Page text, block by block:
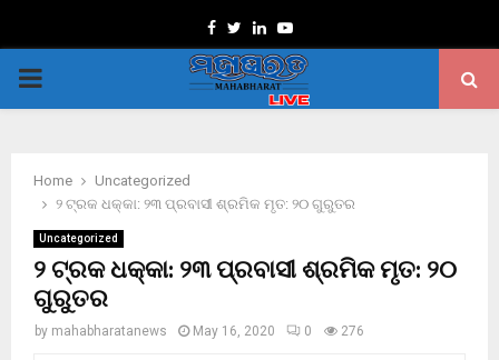
Facebook
TwitterLinkedinYoutube
PRIMARY
Home
Uncategorized
୨ ଟ୍ରକ ଧକ୍କା: ୨୩ ପ୍ରବାସୀ ଶ୍ରମିକ ମୃତ: ୨୦ ଗୁରୁତର
Uncategorized
୨ ଟ୍ରକ ଧକ୍କା: ୨୩ ପ୍ରବାସୀ ଶ୍ରମିକ ମୃତ: ୨୦
ଗୁରୁତର
by mahabharatanews May 16, 2020 0 276